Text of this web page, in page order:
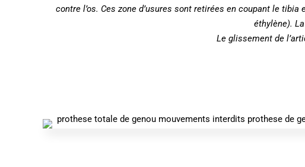
contre l’os. Ces zone d’usures sont retirées en coupant le
éthylène).
Le glissement de